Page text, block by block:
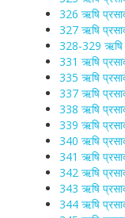
326 ऋषि
327 ऋषि
328-329 ऋषि
331 ऋषि
335 ऋषि
337 ऋषि
338 ऋषि
339 ऋषि
340 ऋषि
341 ऋषि
342 ऋषि
343 ऋषि
344 ऋषि